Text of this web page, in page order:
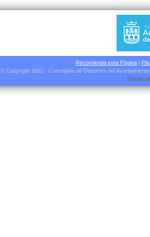
Recomienda esta Página |
© Copyright 2002 - Concejalía de Deportes del